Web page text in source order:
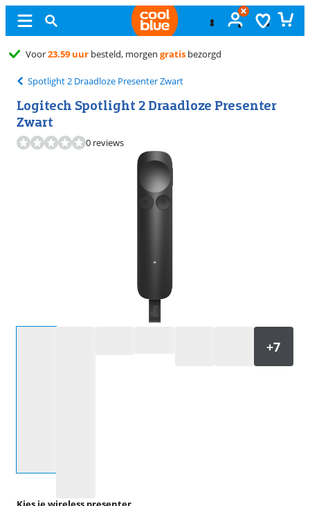
Ongeopendruilen
Spotlight 2 Draadloze Presenter Zwart
Logitech Spotlight 2 Draadloze Presenter
Zwart
0 reviews